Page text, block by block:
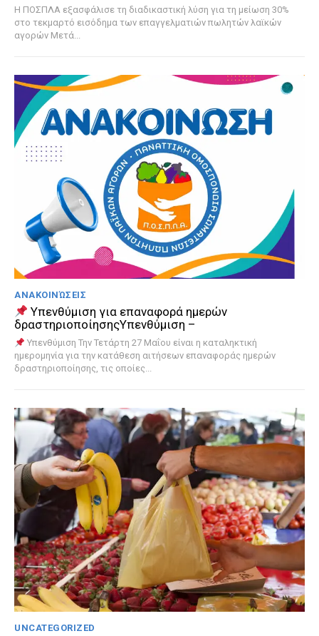
Η ΠΟΣΠΛΑ εξασφάλισε τη διαδικαστική λύση για τη μείωση 30%
στο τεκμαρτό εισόδημα των επαγγελματιών πωλητών λαϊκών
αγορών Μετά...
ΑΝΑΚΟΙΝΏΣΕΙΣ
Υπενθύμιση για επαναφορά ημερών
δραστηριοποίησηςΥπενθύμιση –
Υπενθύμιση Την Τετάρτη 27 Μαΐου είναι η καταληκτική
ημερομηνία για την κατάθεση αιτήσεων επαναφοράς ημερών
δραστηριοποίησης, τις οποίες...
UNCATEGORIZED